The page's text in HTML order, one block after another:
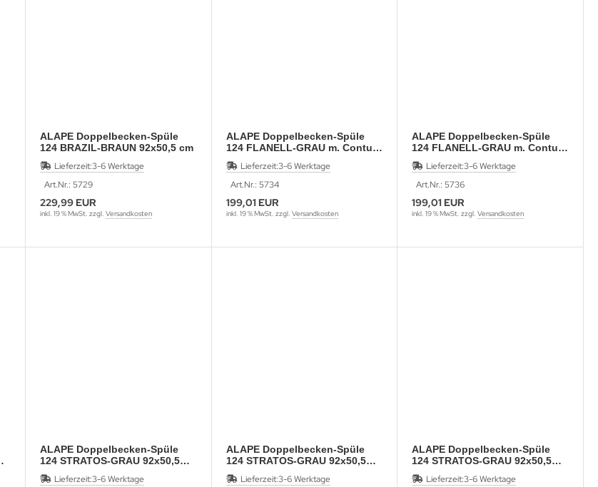
ALAPE Doppelbecken-Spüle
124 BRAZIL-BRAUN 92x50,5 cm
Lieferzeit:3-6 Werktage
Art.Nr.: 5729
229,99 EUR
inkl. 19 % MwSt. zzgl.Versandkosten
ALAPE Doppelbecken-Spüle
124 FLANELL-GRAU m. Contur
WEISS 92x50,
Lieferzeit:3-6 Werktage
Art.Nr.: 5734
199,01 EUR
inkl. 19 % MwSt. zzgl. Versandkosten
ALAPE Doppelbecken-Spüle
124 FLANELL-GRAU m. Contur
WEISS 92x50,
Lieferzeit:3-6 Werktage
Art.Nr.: 5736
199,01 EUR
inkl. 19 % MwSt. zzgl.Versandkosten
ALAPE Doppelbecken-Spüle
124 STRATOS-GRAU 92x50,5
cm
Lieferzeit:3-6 Werktage
ALAPE Doppelbecken-Spüle
124 STRATOS-GRAU 92x50,5
cm
Lieferzeit:3-6 Werktage
ALAPE Doppelbecken-Spüle
124 STRATOS-GRAU 92x50,5
cm
Lieferzeit:3-6 Werktage